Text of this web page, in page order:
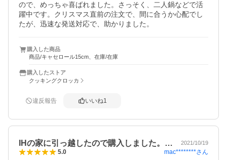
ので、めっちゃ喜ばれました。さっそく、二人鍋などで活
躍中です。クリスマス直前の注文で、間に合うか心配でし
たが、迅速な発送対応で、助かりました。
購入した商品
商品/キャセロール15cm、在庫/在庫
購入したストア
クッキングクロッカ
違反報告 いいね1
IHの家に引っ越したので購入しました。… 2021/10/19
5.0 mac********さん